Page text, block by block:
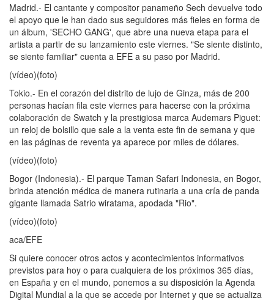
Madrid.- El cantante y compositor panameño Sech devuelve todo
el apoyo que le han dado sus seguidores más fieles en forma de
un álbum, 'SECHO GANG', que abre una nueva etapa para el
artista a partir de su lanzamiento este viernes. "Se siente distinto,
se siente familiar" cuenta a EFE a su paso por Madrid.
(vídeo)(foto)
Tokio.- En el corazón del distrito de lujo de Ginza, más de 200
personas hacían fila este viernes para hacerse con la próxima
colaboración de Swatch y la prestigiosa marca Audemars Piguet:
un reloj de bolsillo que sale a la venta este fin de semana y que
en las páginas de reventa ya aparece por miles de dólares.
(vídeo)(foto)
Bogor (Indonesia).- El parque Taman Safari Indonesia, en Bogor,
brinda atención médica de manera rutinaria a una cría de panda
gigante llamada Satrio wiratama, apodada "Rio".
(vídeo)(foto)
aca/EFE
Si quiere conocer otros actos y acontecimientos informativos
previstos para hoy o para cualquiera de los próximos 365 días,
en España y en el mundo, ponemos a su disposición la Agenda
Digital Mundial a la que se accede por Internet y que se actualiza